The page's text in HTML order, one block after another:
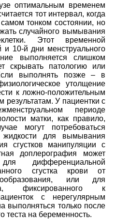
оптимальным временем
тот интервал, когда
тонком состоянии, но
случайного вымывания
Этот временной
и 10-й дни менструального
выполняется слишком
скрывать патологию или
выполнять позже – в
утолщение
к ложно-положительным
результатам. У пациентки с
периоде
матки, как правило,
могут потребоваться
жидкости для вымывания
сгустков манипуляции с
доплерография может
дифференциальной
сгустка крови от
или для
фиксированного к
с нерегулярным
выполняться только после
теста на беременность.